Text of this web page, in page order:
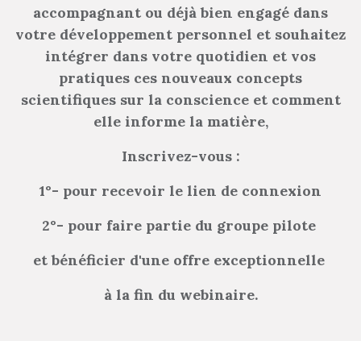
accompagnant ou déjà bien engagé dans
votre développement personnel et souhaitez
intégrer dans votre quotidien et vos
pratiques ces nouveaux concepts
scientifiques sur la conscience et comment
elle informe la matière,
Inscrivez-vous :
1°- pour recevoir le lien de connexion
2°- pour faire partie du groupe pilote
et bénéficier d'une offre exceptionnelle
à la fin du webinaire.